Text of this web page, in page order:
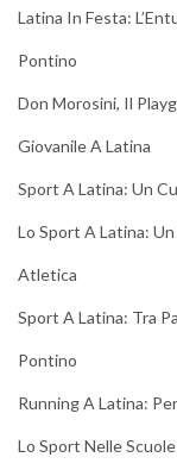
Latina In Festa:
Pontino
Don Morosini, Il
Giovanile A Latina
Sport A Latina: Un
Lo Sport A Latina:
Atletica
Sport A Latina: Tra
Pontino
Running A Latina:
Lo Sport Nelle